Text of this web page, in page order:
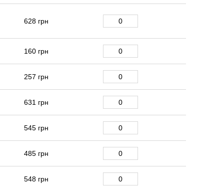
628 грн
160 грн
257 грн
631 грн
545 грн
485 грн
548 грн